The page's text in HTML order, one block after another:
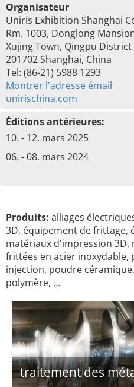
Organisateur
Uniris Exhibition Shanghai
Rm. 1003, Donglong
Xujing Town, Qingpu District
201702 Shanghai, China
Tel: (86-21) 5988 1293
Montrer l'adresse émail
unirischina.com
Éditions antérieures:
10. - 12. mars 2025
06. - 08. mars 2024
Produits: alliages
3D, équipement de frittage,
matériaux d'impression 3D,
frittées en acier inoxydable,
injection, poudre
polymère, …
traitement des